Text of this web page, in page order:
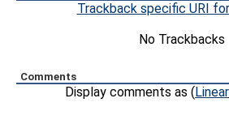
Trackback specific URI
No Trackbacks
Comments
Display comments as (Linear